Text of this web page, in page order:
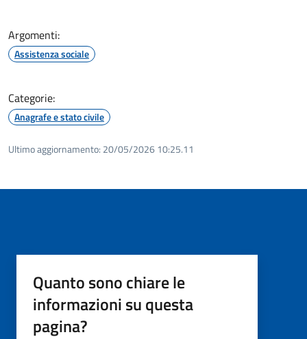
Argomenti:
Assistenza sociale
Categorie:
Anagrafe e stato civile
Ultimo aggiornamento: 20/05/2026 10:25.11
Quanto sono chiare le
informazioni su questa
pagina?